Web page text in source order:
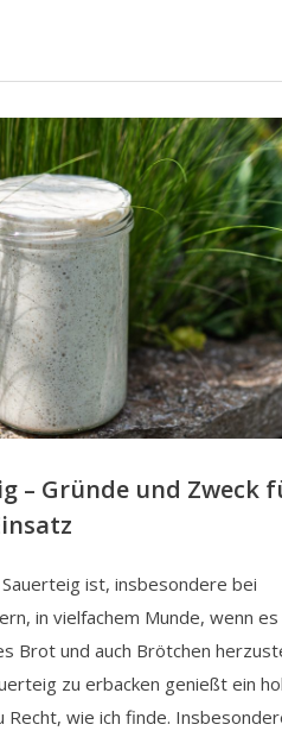
– Gründe und Zweck
ist, insbesondere bei
in vielfachem Munde, wenn
Brot und auch Brötchen
zu erbacken genießt ein
Recht, wie ich finde.